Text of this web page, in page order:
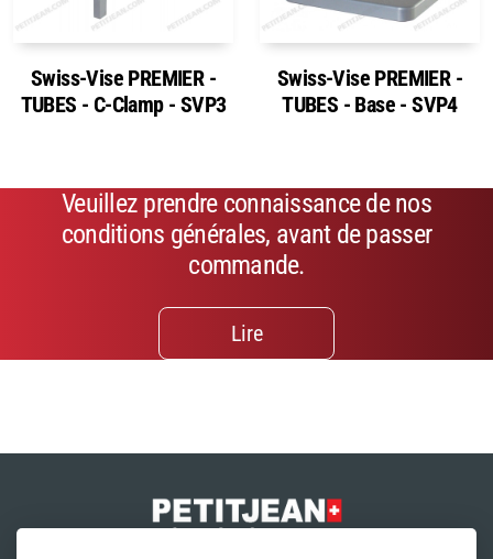
Swiss-Vise PREMIER -
TUBES - C-Clamp - SVP3
Swiss-Vise PREMIER -
TUBES - Base - SVP4
Veuillez prendre connaissance de nos
conditions générales, avant de passer
commande.
Lire